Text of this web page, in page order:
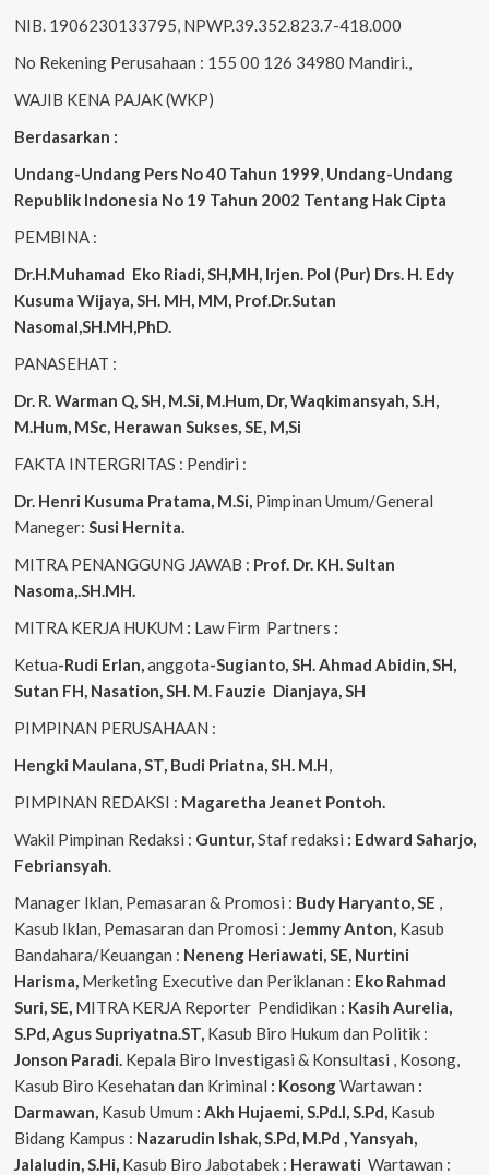
NIB. 1906230133795, NPWP.39.352.823.7-418.000
No Rekening Perusahaan : 155 00 126 34980 Mandiri.,
WAJIB KENA PAJAK (WKP)
Berdasarkan :
Undang-Undang Pers No 40 Tahun 1999, Undang-Undang
Republik Indonesia No 19 Tahun 2002 Tentang Hak Cipta
PEMBINA :
Dr.H.Muhamad Eko Riadi, SH,MH, Irjen. Pol (Pur) Drs. H. Edy
Kusuma Wijaya, SH. MH, MM, Prof.Dr.Sutan
Nasomal,SH.MH,PhD.
PANASEHAT :
Dr. R. Warman Q, SH, M.Si, M.Hum, Dr, Waqkimansyah, S.H,
M.Hum, MSc, Herawan Sukses, SE, M,Si
FAKTA INTERGRITAS : Pendiri :
Dr. Henri Kusuma Pratama, M.Si, Pimpinan Umum/General
Maneger: Susi Hernita.
MITRA PENANGGUNG JAWAB : Prof. Dr. KH. Sultan
Nasoma,.SH.MH.
MITRA KERJA HUKUM : Law Firm Partners :
Ketua-Rudi Erlan,anggota-Sugianto, SH. Ahmad Abidin, SH,
Sutan FH, Nasation, SH. M. Fauzie Dianjaya, SH
PIMPINAN PERUSAHAAN :
Hengki Maulana, ST, Budi Priatna, SH. M.H,
PIMPINAN REDAKSI : Magaretha Jeanet Pontoh.
Wakil Pimpinan Redaksi : Guntur,Staf redaksi : Edward Saharjo,
Febriansyah.
Manager Iklan, Pemasaran & Promosi : Budy Haryanto, SE ,
Kasub Iklan, Pemasaran dan Promosi : Jemmy Anton, Kasub
Bandahara/Keuangan : Neneng Heriawati, SE, Nurtini
Harisma, Merketing Executive dan Periklanan : Eko Rahmad
Suri, SE, MITRA KERJA Reporter Pendidikan : Kasih Aurelia,
S.Pd, AgusSupriyatna.ST, Kasub Biro Hukum dan Politik :
Jonson Paradi. Kepala Biro Investigasi & Konsultasi , Kosong,
Kasub Biro Kesehatan dan Kriminal : KosongWartawan :
Darmawan, Kasub Umum : Akh Hujaemi, S.Pd.I, S.Pd, Kasub
Bidang Kampus : Nazarudin Ishak, S.Pd, M.Pd , Yansyah,
Jalaludin, S.Hi, Kasub Biro Jabotabek : Herawati Wartawan :